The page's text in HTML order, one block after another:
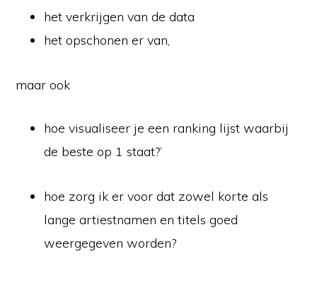
het verkrijgen van de data
het opschonen er van,
maar ook
hoe visualiseer je een ranking lijst waarbij
de beste op 1 staat?’
hoe zorg ik er voor dat zowel korte als
lange artiestnamen en titels goed
weergegeven worden?